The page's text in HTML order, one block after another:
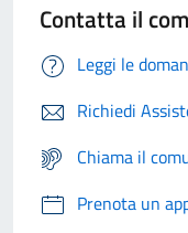
Contatta il
Leggi le
Richiedi
Chiama il
Prenota un